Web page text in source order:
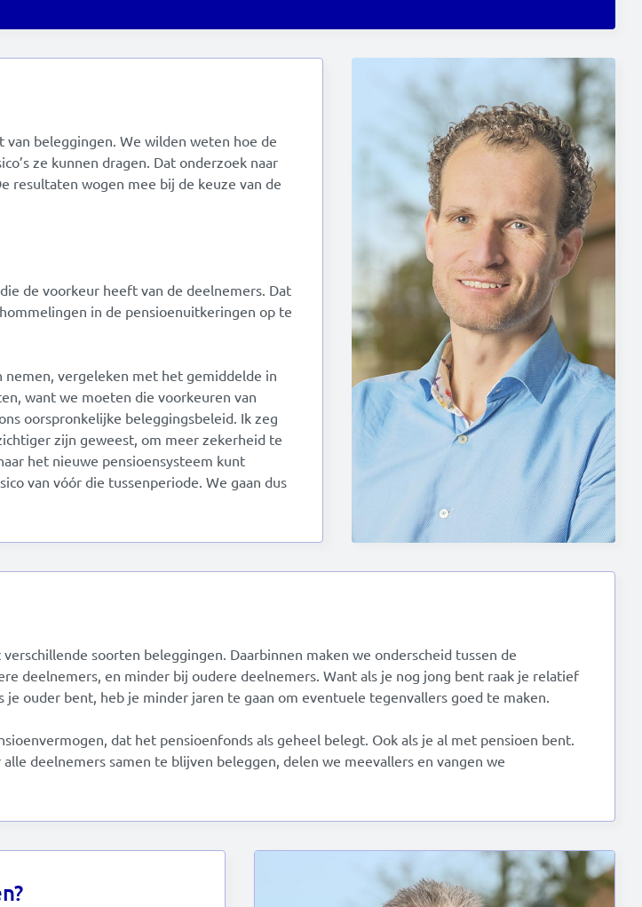
van beleggingen. We wilden weten hoe de
ze kunnen dragen. Dat onderzoek naar
resultaten wogen mee bij de keuze van de
de voorkeur heeft van de deelnemers. Dat
in de pensioenuitkeringen op te
vergeleken met het gemiddelde in
want we moeten die voorkeuren van
oorspronkelijke beleggingsbeleid. Ik zeg
zijn geweest, om meer zekerheid te
het nieuwe pensioensysteem kunt
van vóór die tussenperiode. We gaan dus
soorten beleggingen. Daarbinnen maken we onderscheid tussen de
deelnemers, en minder bij oudere deelnemers. Want als je nog jong bent raak je relatief
ouder bent, heb je minder jaren te gaan om eventuele tegenvallers goed te maken.
dat het pensioenfonds als geheel belegt. Ook als je al met pensioen bent.
deelnemers samen te blijven beleggen, delen we meevallers en vangen we